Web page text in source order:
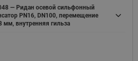
— Ридан осевой сильфонный
PN16, DN100, перемещение
мм, внутренняя гильза